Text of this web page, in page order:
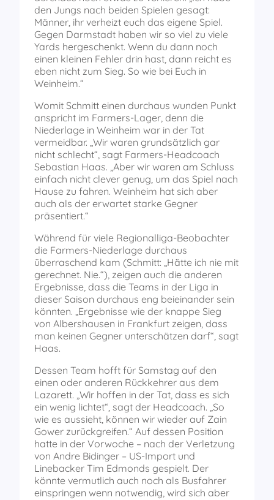
den Jungs nach beiden Spielen gesagt:
Männer, ihr verheizt euch das eigene Spiel.
Gegen Darmstadt haben wir so viel zu viele
Yards hergeschenkt. Wenn du dann noch
einen kleinen Fehler drin hast, dann reicht es
eben nicht zum Sieg. So wie bei Euch in
Weinheim.“
Womit Schmitt einen durchaus wunden Punkt
anspricht im Farmers-Lager, denn die
Niederlage in Weinheim war in der Tat
vermeidbar. „Wir waren grundsätzlich gar
nicht schlecht“, sagt Farmers-Headcoach
Sebastian Haas. „Aber wir waren am Schluss
einfach nicht clever genug, um das Spiel nach
Hause zu fahren. Weinheim hat sich aber
auch als der erwartet starke Gegner
präsentiert.“
Während für viele Regionalliga-Beobachter
die Farmers-Niederlage durchaus
überraschend kam (Schmitt: „Hätte ich nie mit
gerechnet. Nie.“), zeigen auch die anderen
Ergebnisse, dass die Teams in der Liga in
dieser Saison durchaus eng beieinander sein
könnten. „Ergebnisse wie der knappe Sieg
von Albershausen in Frankfurt zeigen, dass
man keinen Gegner unterschätzen darf“, sagt
Haas.
Dessen Team hofft für Samstag auf den
einen oder anderen Rückkehrer aus dem
Lazarett. „Wir hoffen in der Tat, dass es sich
ein wenig lichtet“, sagt der Headcoach. „So
wie es aussieht, können wir wieder auf Zain
Gower zurückgreifen.“ Auf dessen Position
hatte in der Vorwoche – nach der Verletzung
von Andre Bidinger – US-Import und
Linebacker Tim Edmonds gespielt. Der
könnte vermutlich auch noch als Busfahrer
einspringen wenn notwendig, wird sich aber